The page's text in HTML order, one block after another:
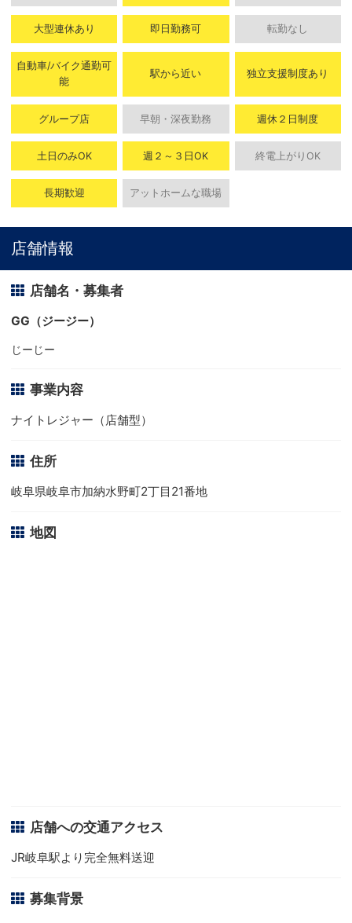
大型連休あり 即日勤務可 転勤なし
自動車/バイク通勤可
能
駅から近い 独立支援制度あり
グループ店 早朝・深夜勤務 週休２日制度
土日のみOK 週２～３日OK 終電上がりOK
長期歓迎 アットホームな職場
店舗情報
店舗名・募集者
GG（ジージー）
じーじー
事業内容
ナイトレジャー（店舗型）
住所
岐阜県岐阜市加納水野町2丁目21番地
地図
店舗への交通アクセス
JR岐阜駅より完全無料送迎
募集背景